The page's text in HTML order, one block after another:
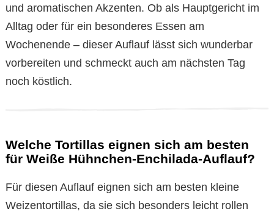
und aromatischen Akzenten. Ob als Hauptgericht im
Alltag oder für ein besonderes Essen am
Wochenende – dieser Auflauf lässt sich wunderbar
vorbereiten und schmeckt auch am nächsten Tag
noch köstlich.
Welche Tortillas eignen sich am besten
für Weiße Hühnchen-Enchilada-Auflauf?
Für diesen Auflauf eignen sich am besten kleine
Weizentortillas, da sie sich besonders leicht rollen